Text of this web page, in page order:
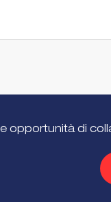
opportunità di